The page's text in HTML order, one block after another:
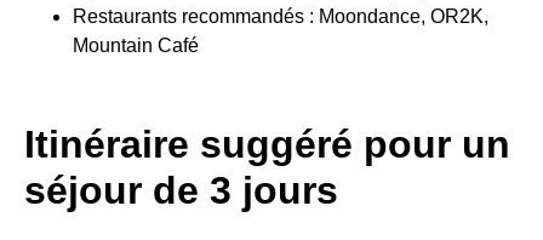
Restaurants recommandés : Moondance, OR2K,
Mountain Café
Itinéraire suggéré pour un
séjour de 3 jours